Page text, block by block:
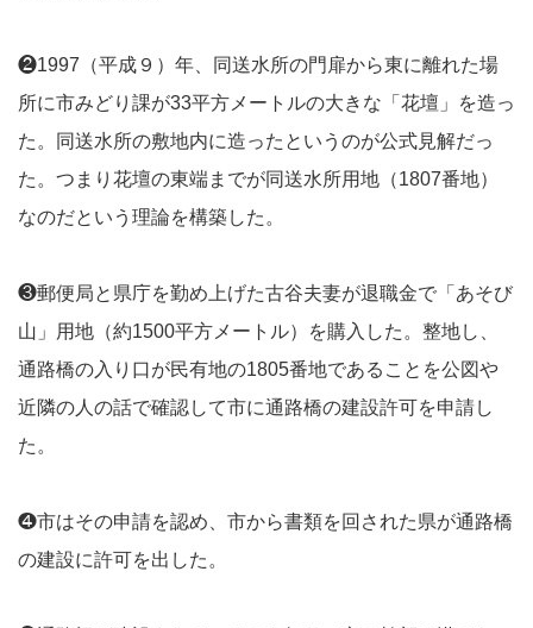
❷1997（平成９）年、同送水所の門扉から東に離れた場
所に市みどり課が33平方メートルの大きな「花壇」を造っ
た。同送水所の敷地内に造ったというのが公式見解だっ
た。つまり花壇の東端までが同送水所用地（1807番地）
なのだという理論を構築した。
❸郵便局と県庁を勤め上げた古谷夫妻が退職金で「あそび
山」用地（約1500平方メートル）を購入した。整地し、
通路橋の入り口が民有地の1805番地であることを公図や
近隣の人の話で確認して市に通路橋の建設許可を申請し
た。
❹市はその申請を認め、市から書類を回された県が通路橋
の建設に許可を出した。